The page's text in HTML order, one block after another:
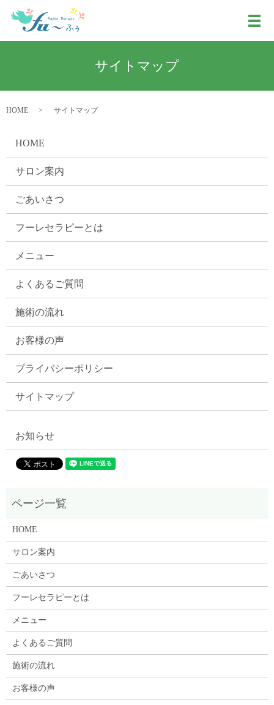
メ
サイトマップ
HOME サイトマップ
HOME
サロン案内
ごあいさつ
フーレセラピーとは
メニュー
よくあるご質問
施術の流れ
お客様の声
プライバシーポリシー
サイトマップ
お知らせ
HOME
サロン案内
ごあいさつ
フーレセラピーとは
メニュー
よくあるご質問
施術の流れ
お客様の声